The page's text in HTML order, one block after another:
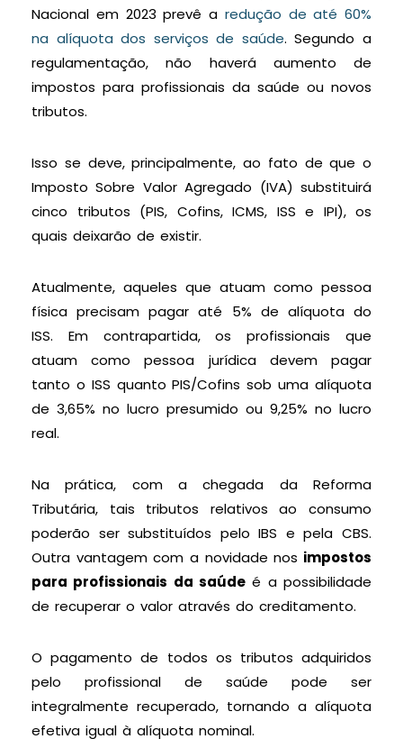
Nacional em 2023 prevê a redução de até 60%
na alíquota dos serviços de saúde. Segundo a
regulamentação, não haverá aumento de
impostos para profissionais da saúde ou novos
tributos.
Isso se deve, principalmente, ao fato de que o
Imposto Sobre Valor Agregado (IVA) substituirá
cinco tributos (PIS, Cofins, ICMS, ISS e IPI), os
quais deixarão de existir.
Atualmente, aqueles que atuam como pessoa
física precisam pagar até 5% de alíquota do
ISS. Em contrapartida, os profissionais que
atuam como pessoa jurídica devem pagar
tanto o ISS quanto PIS/Cofins sob uma alíquota
de 3,65% no lucro presumido ou 9,25% no lucro
real.
Na prática, com a chegada da Reforma
Tributária, tais tributos relativos ao consumo
poderão ser substituídos pelo IBS e pela CBS.
Outra vantagem com a novidade nos impostos
para profissionais da saúde é a possibilidade
de recuperar o valor através do creditamento.
O pagamento de todos os tributos adquiridos
pelo profissional de saúde pode ser
integralmente recuperado, tornando a alíquota
efetiva igual à alíquota nominal.